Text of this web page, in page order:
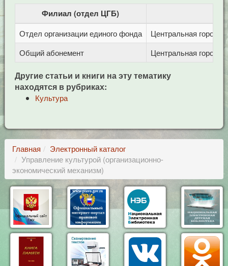
Филиал (отдел ЦГБ)
Отдел организации единого фонда
Центральная
Общий абонемент
Центральная
Другие статьи и книги на эту тематику
находятся в рубриках:
Культура
Главная
Электронный каталог
Управление культурой (организационно-
экономический механизм)